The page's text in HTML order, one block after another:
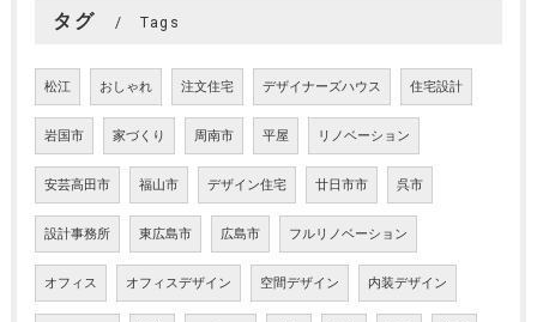
タグ Tags
松江 おしゃれ 注文住宅 デザイナーズハウス 住宅設計
岩国市 家づくり 周南市 平屋 リノベーション
安芸高田市 福山市 デザイン住宅 廿日市市 呉市
設計事務所 東広島市 広島市 フルリノベーション
オフィス オフィスデザイン 空間デザイン 内装デザイン